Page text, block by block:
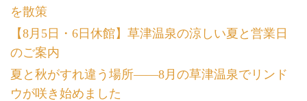
を散策
【8月5日・6日休館】草津温泉の涼しい夏と営業日
のご案内
夏と秋がすれ違う場所――8月の草津温泉でリンド
ウが咲き始めました